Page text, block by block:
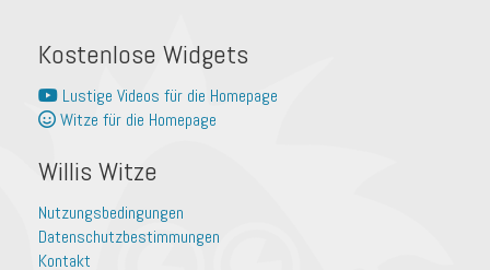
Kostenlose Widgets
Lustige Videos für die Homepage
Witze für die Homepage
Willis Witze
Nutzungsbedingungen
Datenschutzbestimmungen
Kontakt